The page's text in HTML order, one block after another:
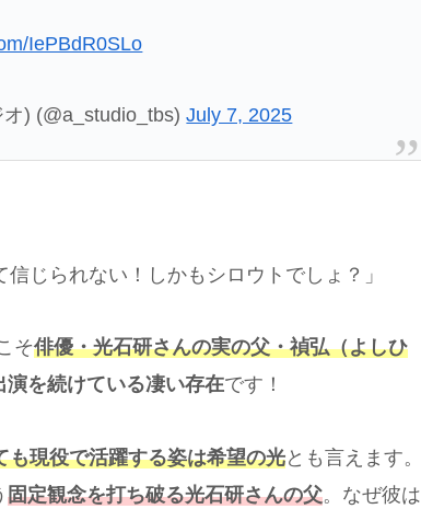
IePBdR0SLo
) (@a_studio_tbs)July 7, 2025
じられない！しかもシロウトでしょ？」
そ俳優・光石研さんの実の父・禎弘（よしひ
演を続けている凄い存在です！
も現役で活躍する姿は希望の光とも言えます。
固定観念を打ち破る光石研さんの父。なぜ彼は